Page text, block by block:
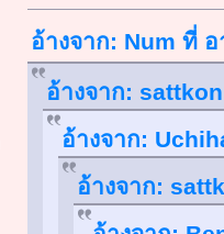
อ้างจาก: Num ที่ อ
อ้างจาก:
อ้างจาก:
อ้างจาก: